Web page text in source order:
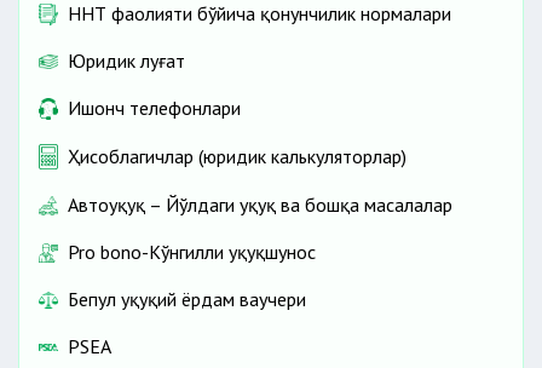
ННТ фаолияти бўйича қонунчилик нормалари
Юридик луғат
Ишонч телефонлари
Ҳисоблагичлар (юридик калькуляторлар)
Автоҳуқуқ – Йўлдаги ҳуқуқ ва бошқа масалалар
Pro bono-Кўнгилли ҳуқуқшунос
Бепул ҳуқуқий ёрдам ваучери
PSEA